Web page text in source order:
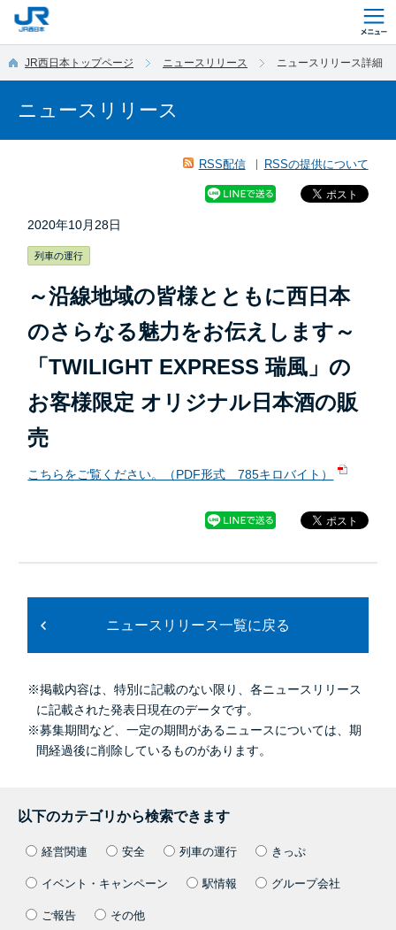
JR西日本トップページ ニュースリリース ニュースリリース詳細
ニュースリリース
RSS配信 RSSの提供について
2020年10月28日
列車の運行
～沿線地域の皆様とともに西日本
のさらなる魅力をお伝えします～
「TWILIGHT EXPRESS 瑞風」の
お客様限定 オリジナル日本酒の販
売
こちらをご覧ください。（PDF形式 785キロバイト）
ニュースリリース一覧に戻る
※掲載内容は、特別に記載のない限り、各ニュースリリース
に記載された発表日現在のデータです。
※募集期間など、一定の期間があるニュースについては、期
間経過後に削除しているものがあります。
以下のカテゴリから検索できます
経営関連 安全 列車の運行 きっぷ
イベント・キャンペーン 駅情報 グループ会社
ご報告 その他